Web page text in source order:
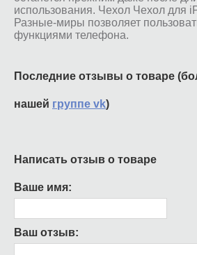
использования. Чехол Чехол для
Разные-миры позволяет
функциями телефона.
Последние отзывы о товаре
нашей группе vk)
Написать отзыв о товаре
Ваше имя:
Ваш отзыв: